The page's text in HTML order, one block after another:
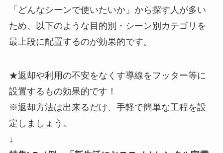
「どんなシーンで使いたいか」から探す人が多い
ため、以下のような目的別・シーン別カテゴリを
最上段に配置するのが効果的です。
★返却や利用の不安をなくす導線をフッター等に
設置するもの効果的です！
※返却方法は出来るだけ、手軽で簡単な工程を設
定しましょう。
↓